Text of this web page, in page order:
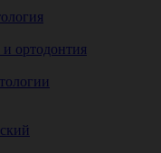
и ортодонтия